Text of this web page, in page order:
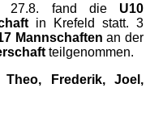
27.8. fand die U10
in Krefeld statt. 3
Mannschaften an der
teilgenommen.
Theo, Frederik, Joel,